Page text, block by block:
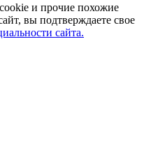
и прочие похожие
вы подтверждаете свое
сайта.